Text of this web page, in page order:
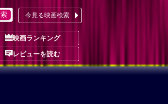
今見る映画検索
映画ランキング
レビューを読む